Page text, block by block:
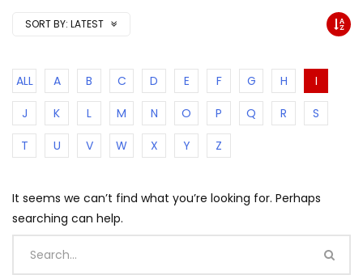
SORT BY: LATEST
ALL A B C D E F G H
I
J
K L M N O P Q R
S
T
U V W X Y Z
It seems we can’t find what you’re looking for. Perhaps
searching can help.